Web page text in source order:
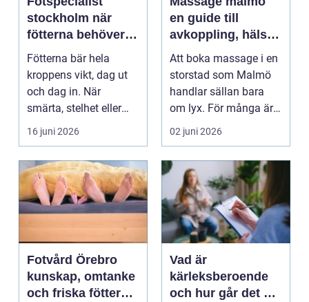
stockholm när
fötterna behöver
mer än vila
Fötterna bär hela
kroppens vikt, dag ut
och dag in. När
smärta, stelhet eller
felställningar uppstår...
16 juni 2026
en guide till
avkoppling, hälsa
och välmående
Att boka massage i en
storstad som Malmö
handlar sällan bara
om lyx. För många är
det ett sätt att h...
02 juni 2026
Fotvård Örebro
kunskap, omtanke
och friska fötter
Vad är
kärleksberoende
och hur går det att